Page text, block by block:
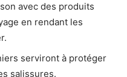
avec des produits
en rendant les
serviront à protéger
salissures.